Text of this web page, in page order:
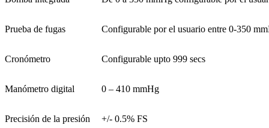
Prueba de fugas Configurable por el usuario entre 0-350
Cronómetro Configurable upto 999 secs
Manómetro digital 0 – 410 mmHg
Precisión de la presión +/- 0.5% FS